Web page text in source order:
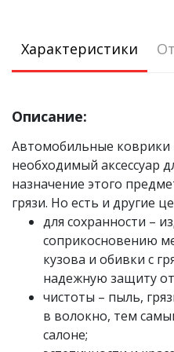
Характеристики
Описание:
Автомобильные
необходимый аксессуар
назначение этого
грязи. Но есть и другие
для сохранности –
соприкосновению
кузова и обивки с
надежную защиту
чистоты – пыль,
в волокно, тем
салоне;